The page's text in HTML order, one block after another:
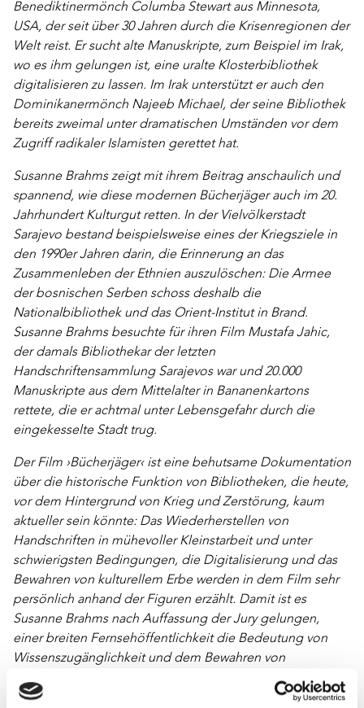
Benediktinermönch Columba Stewart aus Minnesota,
USA, der seit über 30 Jahren durch die Krisenregionen der
Welt reist. Er sucht alte Manuskripte, zum Beispiel im Irak,
wo es ihm gelungen ist, eine uralte Klosterbibliothek
digitalisieren zu lassen. Im Irak unterstützt er auch den
Dominikanermönch Najeeb Michael, der seine Bibliothek
bereits zweimal unter dramatischen Umständen vor dem
Zugriff radikaler Islamisten gerettet hat.
Susanne Brahms zeigt mit ihrem Beitrag anschaulich und
spannend, wie diese modernen Bücherjäger auch im 20.
Jahrhundert Kulturgut retten. In der Vielvölkerstadt
Sarajevo bestand beispielsweise eines der Kriegsziele in
den 1990er Jahren darin, die Erinnerung an das
Zusammenleben der Ethnien auszulöschen: Die Armee
der bosnischen Serben schoss deshalb die
Nationalbibliothek und das Orient-Institut in Brand.
Susanne Brahms besuchte für ihren Film Mustafa Jahic,
der damals Bibliothekar der letzten
Handschriftensammlung Sarajevos war und 20.000
Manuskripte aus dem Mittelalter in Bananenkartons
rettete, die er achtmal unter Lebensgefahr durch die
eingekesselte Stadt trug.
Der Film ›Bücherjäger‹ ist eine behutsame Dokumentation
über die historische Funktion von Bibliotheken, die heute,
vor dem Hintergrund von Krieg und Zerstörung, kaum
aktueller sein könnte: Das Wiederherstellen von
Handschriften in mühevoller Kleinstarbeit und unter
schwierigsten Bedingungen, die Digitalisierung und das
Bewahren von kulturellem Erbe werden in dem Film sehr
persönlich anhand der Figuren erzählt. Damit ist es
Susanne Brahms nach Auffassung der Jury gelungen,
einer breiten Fernsehöffentlichkeit die Bedeutung von
Wissenszugänglichkeit und dem Bewahren von